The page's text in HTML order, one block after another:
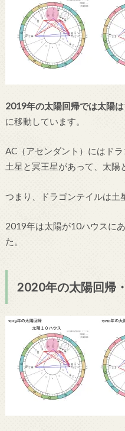
2019年の太陽回帰では太陽
に移動しています。
AC（アセンダント）にはド
土星と冥王星があって、太陽
つまり、ドラゴンテイルは土
2019年は太陽が10ハウスに
た。
2020年の太陽回帰